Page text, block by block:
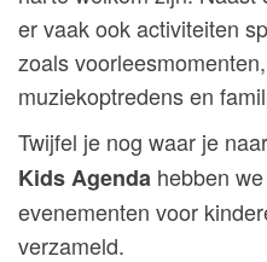
er vaak ook activiteiten
zoals
muziekoptredens en
Twijfel je nog waar je
Kids Agenda hebben
evenementen voor
verzameld.